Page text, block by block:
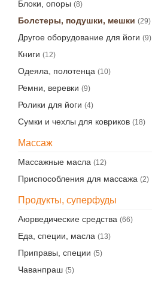
Блоки, опоры (8)
Болстеры, подушки, мешки (29)
Другое оборудование для йоги (9)
Книги (12)
Одеяла, полотенца (10)
Ремни, веревки (9)
Ролики для йоги (4)
Сумки и чехлы для ковриков (18)
Массаж
Массажные масла (12)
Приспособления для массажа (2)
Продукты, суперфуды
Аюрведические средства (66)
Еда, специи, масла (13)
Приправы, специи (5)
Чаванпраш (5)